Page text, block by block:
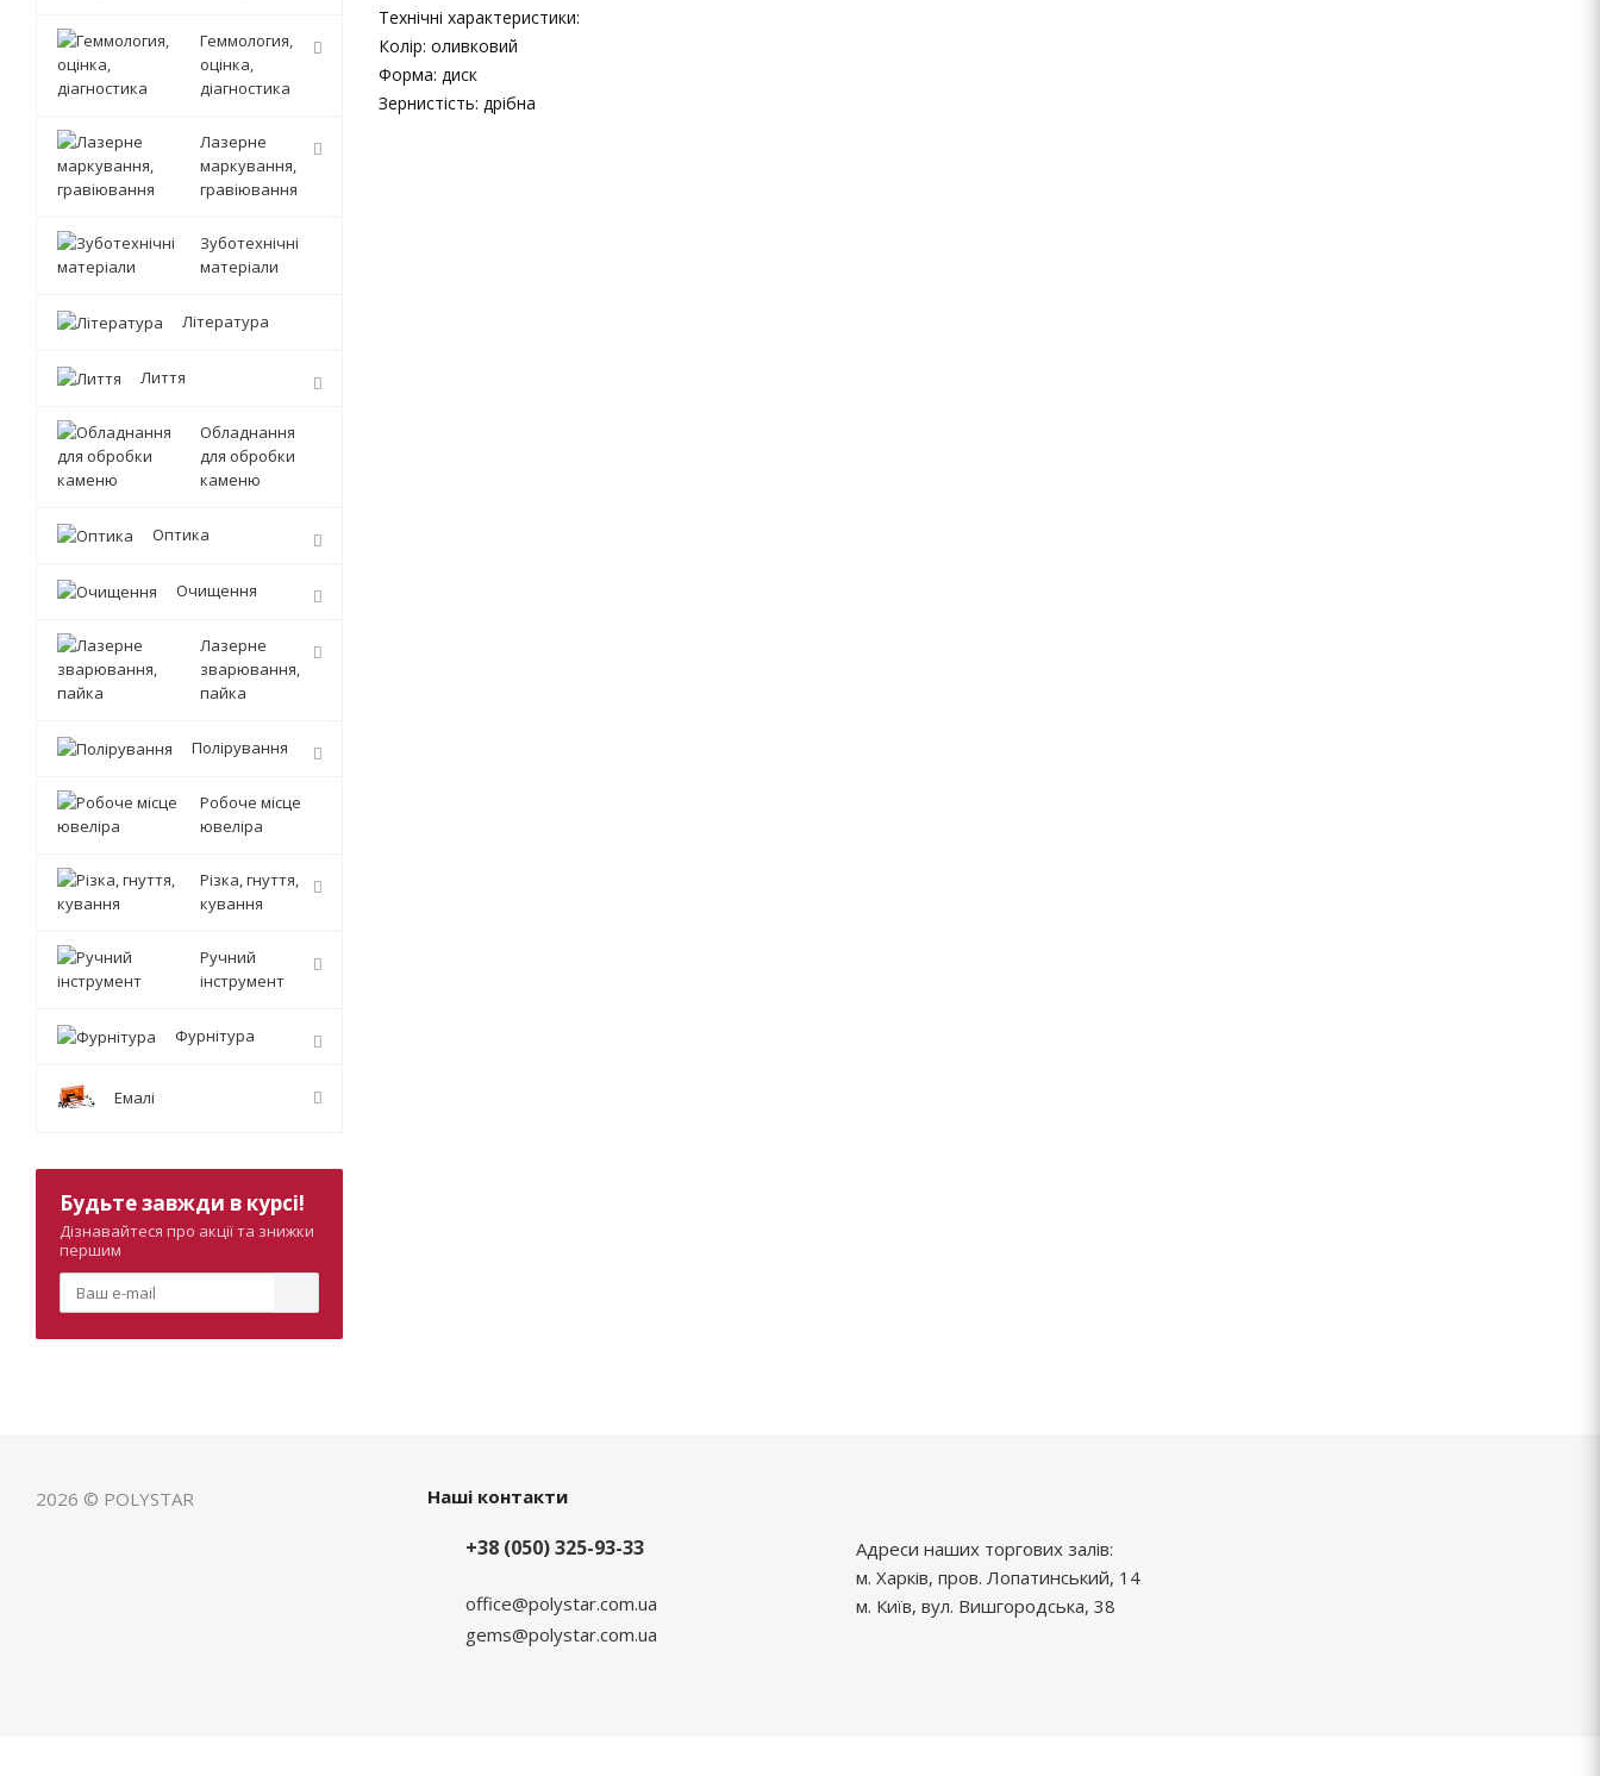
Технічні характеристики:
Колір: оливковий
Форма: диск
Зернистість: дрібна
Геммология,
оцінка,
діагностика
Лазерне
маркування,
гравіювання
Зуботехнічні
матеріали
Література
Лиття
Обладнання
для обробки
каменю
Оптика
Очищення
Лазерне
зварювання,
пайка
Полірування
Робоче місце
ювеліра
Різка, гнуття,
кування
Ручний
інструмент
Фурнітура
Емалі
Будьте завжди в курсі!
Дізнавайтеся про акції та знижки
першим
2026 © POLYSTAR Наші контакти
+38 (050) 325-93-33
office@polystar.com.ua
gems@polystar.com.ua
Адреси наших торгових залів:
м. Харків, пров. Лопатинський, 14
м. Київ, вул. Вишгородська, 38